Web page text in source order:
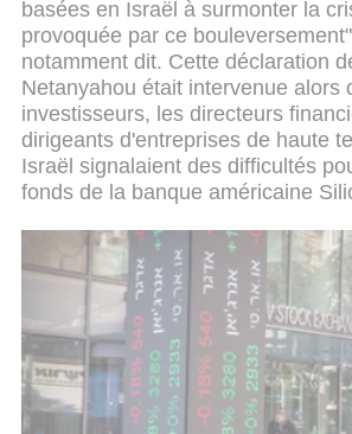
basées en Israël à surmonter la
provoquée par ce
notamment dit. Cette déclaration
Netanyahou était intervenue alors
investisseurs, les directeurs
dirigeants d'entreprises de haute
Israël signalaient des difficultés
fonds de la banque américaine